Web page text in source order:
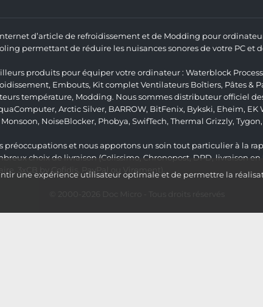
une expérience utilisateur optimale et de permettre la
d’article de refroidissement et de Modding pour
permettant de réduire les nuisances sonores de votre PC et
produits pour équiper votre ordinateur : Waterblock
, Embouts, Kit complet Ventilateurs Boîtiers, Pâtes &
température, Modding. Nous sommes distributeur officiel
, Arctic Silver, BARROW, BitFenix, Bykski, Eheim, EK
Monsoon, NoiseBlocker, Phobya, SwifTech, Thermal Grizzly, Tygon,
et nous apportons un soin tout particulier à la
choix de livraison (Colissimo, Chronopost, DPD, livraison
3xCB by Cofidis, PayPal ou Virement).